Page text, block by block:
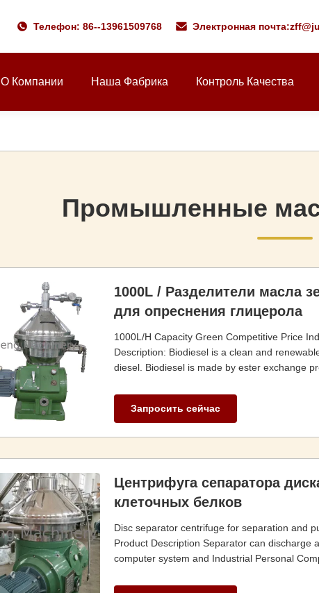
Телефон: 86--13961509768 Электронная почта:
О Компании Наша Фабрика Контроль Качества
Промышленные
1000L / Разделители масла
для опреснения глицерола
1000L/H Capacity Green Competitive Price
Description: Biodiesel is a clean and
diesel. Biodiesel is made by ester exchange
Запросить сейчас
Центрифуга сепаратора
клеточных белков
Disc separator centrifuge for separation and
Product Description Separator can discharge
computer system and Industrial Personal